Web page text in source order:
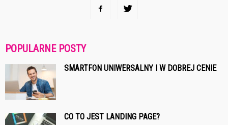
POPULARNE POSTY
SMARTFON UNIWERSALNY I W DOBREJ CENIE
CO TO JEST LANDING PAGE?